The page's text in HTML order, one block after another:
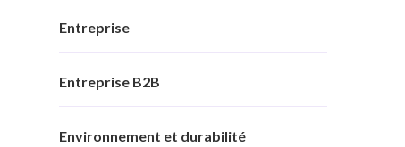
Entreprise
Entreprise B2B
Environnement et durabilité